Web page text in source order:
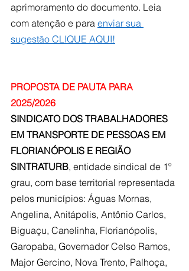
aprimoramento do documento. Leia
com atenção e para enviar sua
sugestão CLIQUE AQUI!
PROPOSTA DE PAUTA PARA
2025/2026
SINDICATO DOS TRABALHADORES
EM TRANSPORTE DE PESSOAS EM
FLORIANÓPOLIS E REGIÃO
SINTRATURB, entidade sindical de 1º
grau, com base territorial representada
pelos municípios: Águas Mornas,
Angelina, Anitápolis, Antônio Carlos,
Biguaçu, Canelinha, Florianópolis,
Garopaba, Governador Celso Ramos,
Major Gercino, Nova Trento, Palhoça,